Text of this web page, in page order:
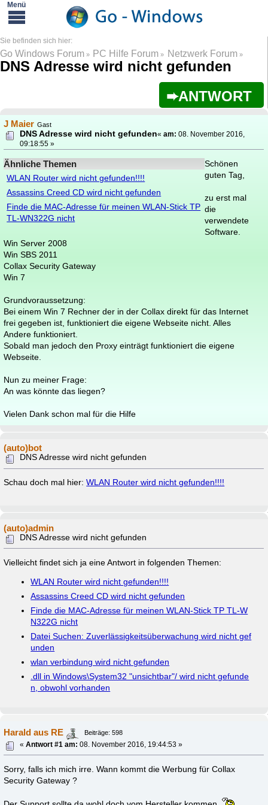
Go Windows Forum » PC Hilfe Forum » Netzwerk Forum»
DNS Adresse wird nicht gefunden
ANTWORT
J Maier Gast
DNS Adresse wird nicht gefunden«am: 08. November 2016,
09:18:55 »
Ähnliche Themen
WLAN Router wird nicht gefunden!!!!
Assassins Creed CD wird nicht gefunden
Finde die MAC-Adresse für meinen WLAN-Stick TP
TL-WN322G nicht
Schönen
guten Tag,
zu erst mal
die
verwendete
Software.
Win Server 2008
Win SBS 2011
Collax Security Gateway
Win 7
Grundvoraussetzung:
Bei einem Win 7 Rechner der in der Collax direkt für das Internet
frei gegeben ist, funktioniert die eigene Webseite nicht. Alles
Andere funktioniert.
Sobald man jedoch den Proxy einträgt funktioniert die eigene
Webseite.
Nun zu meiner Frage:
An was könnte das liegen?
Vielen Dank schon mal für die Hilfe
(auto)bot
DNS Adresse wird nicht gefunden
Schau doch mal hier:WLAN Router wird nicht gefunden!!!!
(auto)admin
DNS Adresse wird nicht gefunden
Vielleicht findet sich ja eine Antwort in folgenden Themen:
WLAN Router wird nicht gefunden!!!!
Assassins Creed CD wird nicht gefunden
Finde die MAC-Adresse für meinen WLAN-Stick TP TL-W
N322G nicht
Datei Suchen: Zuverlässigkeitsüberwachung wird nicht gef
unden
wlan verbindung wird nicht gefunden
.dll in Windows\System32 "unsichtbar"/ wird nicht gefunde
n, obwohl vorhanden
Harald aus RE
Beiträge: 598
«Antwort #1 am: 08. November 2016, 19:44:53 »
Sorry, falls ich mich irre. Wann kommt die Werbung für Collax
Security Gateway ?